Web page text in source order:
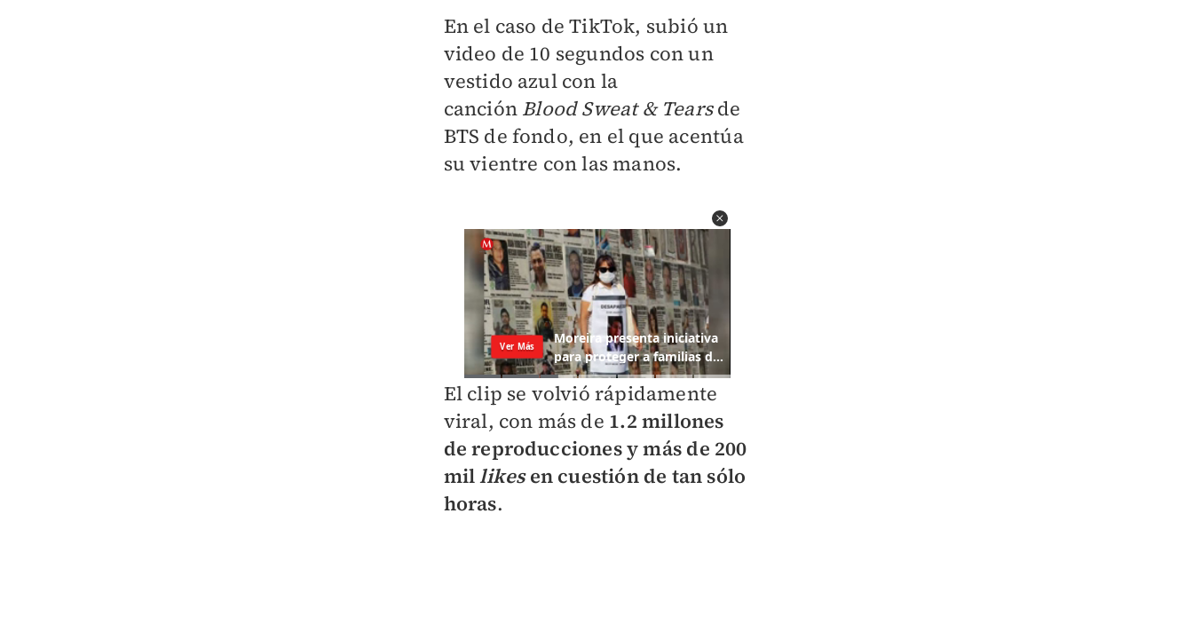
En el caso de TikTok, subió un
video de 10 segundos con un
vestido azul con la
canción Blood Sweat & Tearsde
BTS de fondo, en el que acentúa
su vientre con las manos.
El clip se volvió rápidamente
viral, con más de 1.2 millones
de reproducciones y más de 200
millikesen cuestión de tan sólo
horas.